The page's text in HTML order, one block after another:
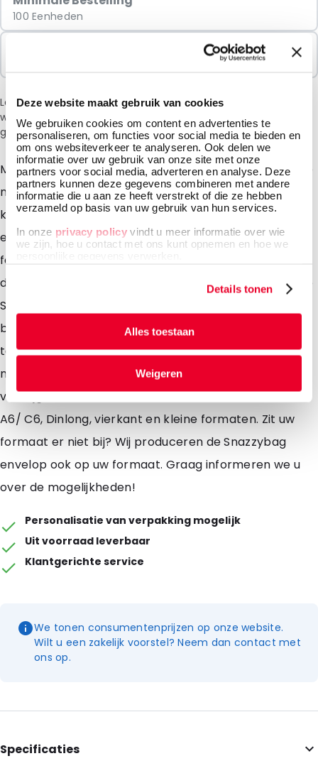
Deze website maakt gebruik van cookies
We gebruiken cookies om content en advertenties te
personaliseren, om functies voor social media te bieden en
om ons websiteverkeer te analyseren. Ook delen we
informatie over uw gebruik van onze site met onze
partners voor social media, adverteren en analyse. Deze
partners kunnen deze gegevens combineren met andere
informatie die u aan ze heeft verstrekt of die ze hebben
verzameld op basis van uw gebruik van hun services.
In onze privacy policy vindt u meer informatie over wie
we zijn, hoe u contact met ons kunt opnemen en hoe we
Details tonen
Alles toestaan
Weigeren
100 Eenheden
Let op: vanwege de huidige situatie in het Midden-Oosten
wordt bij het afrekenen een toeslag van 6% in rekening
gebracht.
Met de Snazzybag envelop bereikt u met uw kostbare
mailing het best denkbare resultaat. Door de vrolijke
kleuren en zijn mooie glans wordt deze envelop als
eerst geopend. De inhoud krijgt meteen een
feestelijke, spannende en attractieve uitstraling en
dat werkt uiteraard responsverhogend! Zeker als u de
Snazzybag envelop ook nog in een of meer kleuren
bedrukt. Deze envelop laten bedrukken? Neem dan
telefonisch contact met ons op en vraag naar de
mogelijkheden! De Snazzybag envelop is standaard
verkrijgbaar in de formaten A3/ C3, A4/ C4, A5/ C5.
A6/ C6, Dinlong, vierkant en kleine formaten. Zit uw
formaat er niet bij? Wij produceren de Snazzybag
envelop ook op uw formaat. Graag informeren we u
over de mogelijkheden!
Personalisatie van verpakking mogelijk
Uit voorraad leverbaar
Klantgerichte service
We tonen consumentenprijzen op onze website.
Wilt u een zakelijk voorstel? Neem dan contact met
ons op.
Specificaties